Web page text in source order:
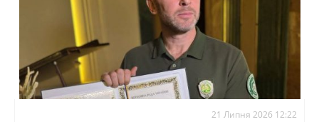
21 Липня 2026 12:22